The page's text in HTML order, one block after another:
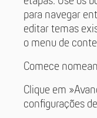
para navegar
editar temas
o menu de
Comece
Clique em
configurações